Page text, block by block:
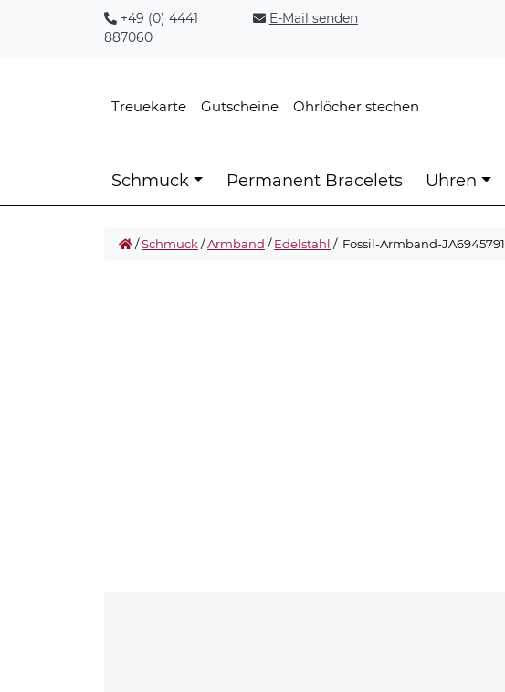
+49 (0) 4441
887060
E-Mail senden
Treuekarte Gutscheine Ohrlöcher stechen
Schmuck Permanent Bracelets Uhren
/Schmuck/Armband /Edelstahl / Fossil-Armband-JA6945791